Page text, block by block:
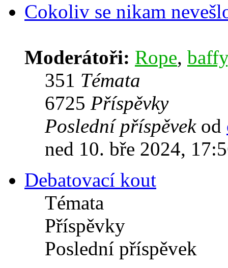
Cokoliv se nikam
Moderátoři: Rope, baffy
351 Témata
6725 Příspěvky
Poslední příspěvekod
ned 10. bře 2024,
Debatovací kout
Témata
Příspěvky
Poslední příspěvek